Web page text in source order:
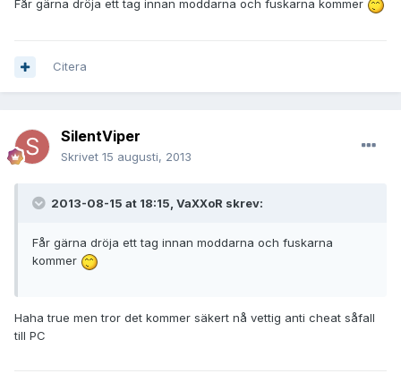
Får gärna dröja ett tag innan moddarna och fuskarna kommer
Citera
SilentViper
Skrivet 15 augusti, 2013
2013-08-15 at 18:15, VaXXoR skrev:
Får gärna dröja ett tag innan moddarna och fuskarna
kommer
Haha true men tror det kommer säkert nå vettig anti cheat såfall
till PC